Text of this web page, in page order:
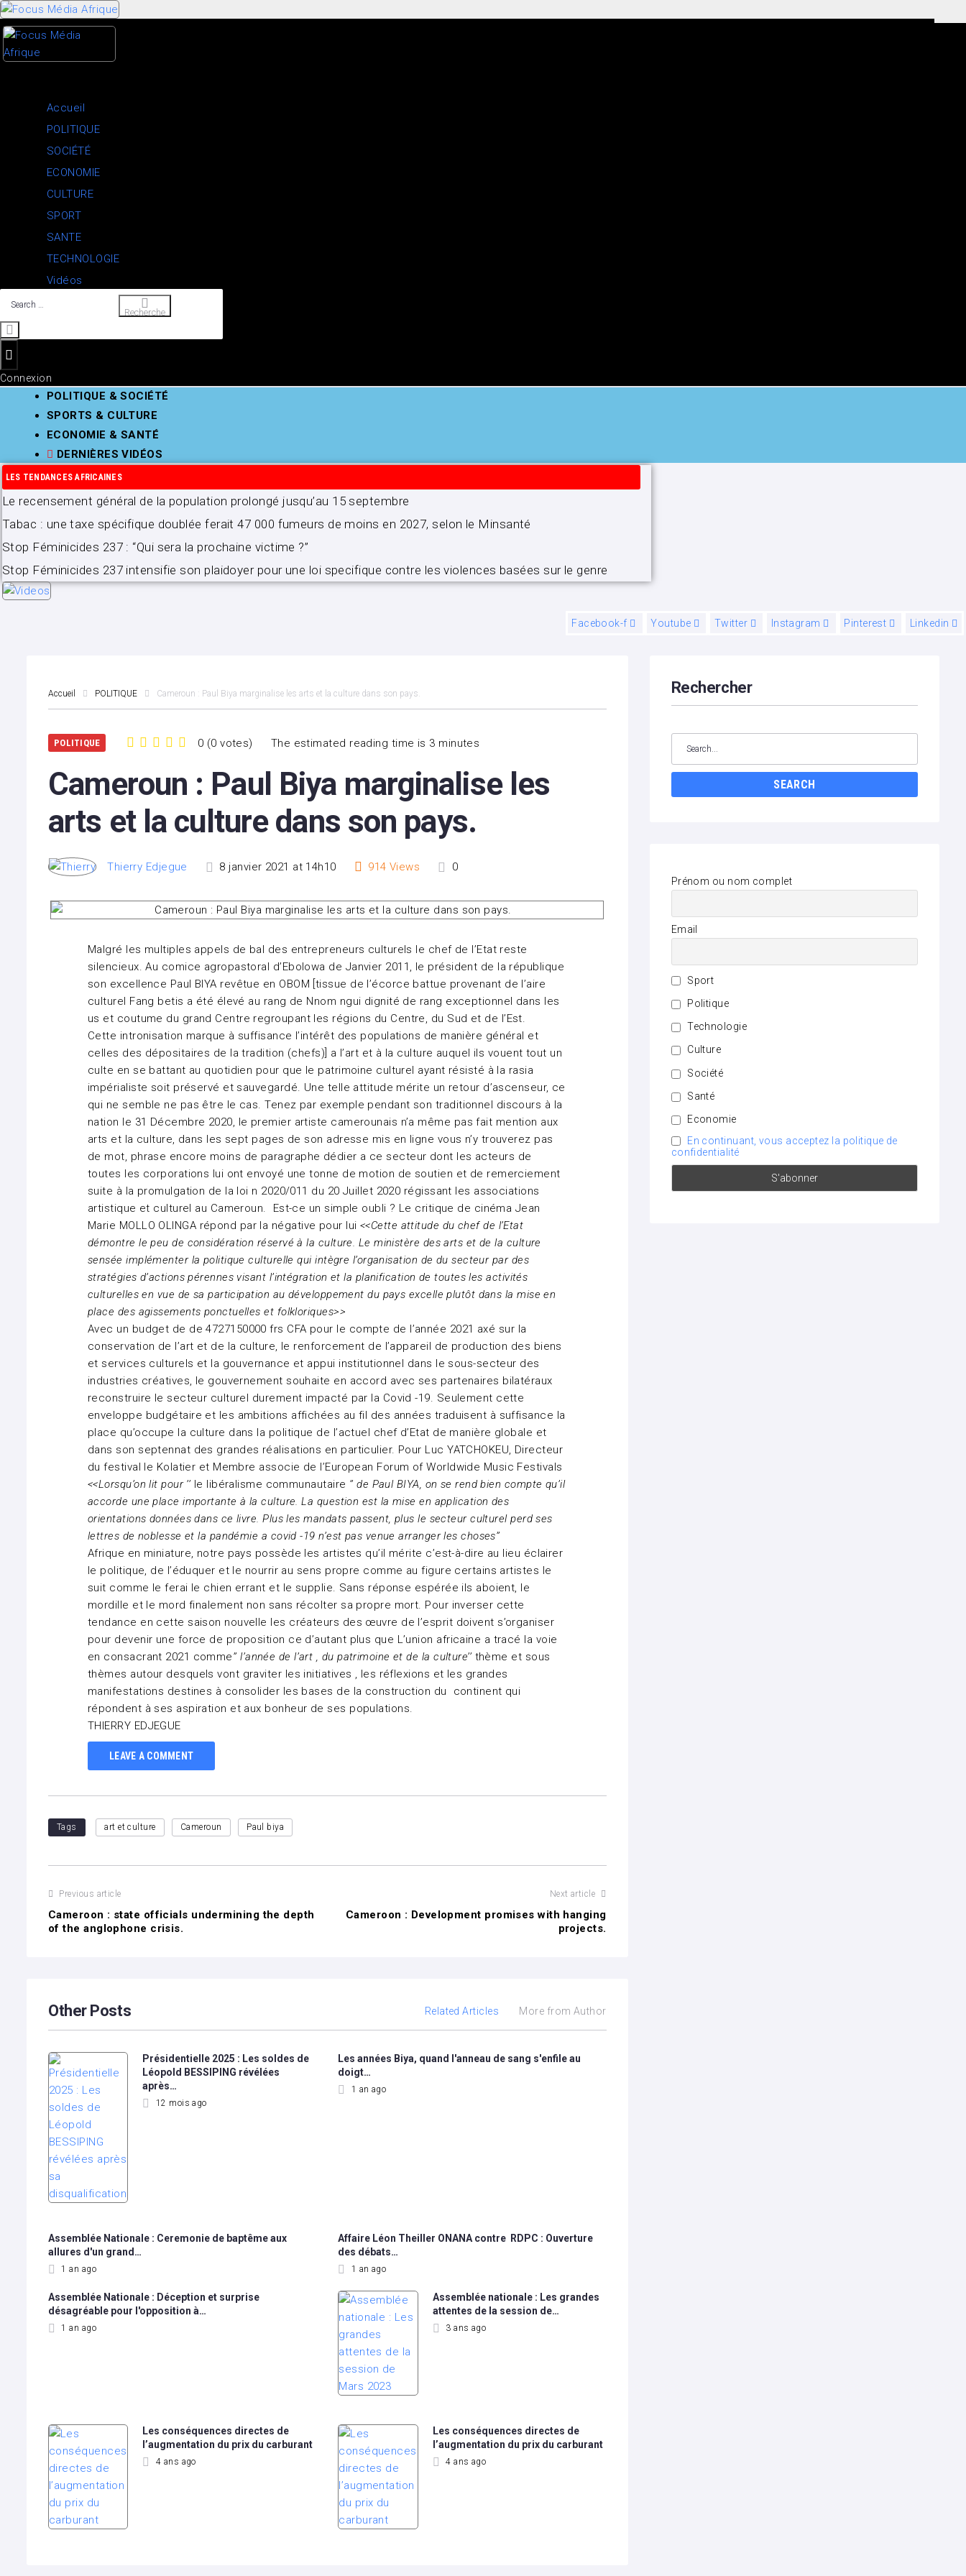
Skip
to
content
Accueil
POLITIQUE
SOCIÉTÉ
ECONOMIE
CULTURE
SPORT
SANTE
TECHNOLOGIE
Vidéos
Recherche
Connexion
POLITIQUE & SOCIÉTÉ
SPORTS & CULTURE
ECONOMIE & SANTÉ
DERNIÈRES VIDÉOS
LES TENDANCES AFRICAINES
Le recensement général de la population prolongé jusqu’au 15 septembre
Tabac : une taxe spécifique doublée ferait 47 000 fumeurs de moins en 2027, selon le Minsanté
Stop Féminicides 237 : “Qui sera la prochaine victime ?”
Stop Féminicides 237 intensifie son plaidoyer pour une loi specifique contre les violences basées sur le genre
Facebook-f Youtube Twitter Instagram Pinterest Linkedin
Accueil POLITIQUE Cameroun : Paul Biya marginalise les arts et la culture dans son pays.
POLITIQUE 0 (0 votes) The estimated reading time is 3 minutes
Cameroun : Paul Biya marginalise les
arts et la culture dans son pays.
Thierry Edjegue 8 janvier 2021 at 14h10 914 Views 0
Malgré les multiples appels de bal des entrepreneurs culturels le chef de l’Etat reste
silencieux. Au comice agropastoral d’Ebolowa de Janvier 2011, le président de la république
son excellence Paul BIYA revêtue en OBOM [tissue de l’écorce battue provenant de l’aire
culturel Fang betis a été élevé au rang de Nnom ngui dignité de rang exceptionnel dans les
us et coutume du grand Centre regroupant les régions du Centre, du Sud et de l’Est.
Cette intronisation marque à suffisance l’intérêt des populations de manière général et
celles des dépositaires de la tradition (chefs)] a l’art et à la culture auquel ils vouent tout un
culte en se battant au quotidien pour que le patrimoine culturel ayant résisté à la rasia
impérialiste soit préservé et sauvegardé. Une telle attitude mérite un retour d’ascenseur, ce
qui ne semble ne pas être le cas. Tenez par exemple pendant son traditionnel discours à la
nation le 31 Décembre 2020, le premier artiste camerounais n’a même pas fait mention aux
arts et la culture, dans les sept pages de son adresse mis en ligne vous n’y trouverez pas
de mot, phrase encore moins de paragraphe dédier a ce secteur dont les acteurs de
toutes les corporations lui ont envoyé une tonne de motion de soutien et de remerciement
suite à la promulgation de la loi n 2020/011 du 20 Juillet 2020 régissant les associations
artistique et culturel au Cameroun. Est-ce un simple oubli ? Le critique de cinéma Jean
Marie MOLLO OLINGA répond par la négative pour lui <<Cette attitude du chef de l’Etat
démontre le peu de considération réservé à la culture. Le ministère des arts et de la culture
sensée implémenter la politique culturelle qui intègre l’organisation de du secteur par des
stratégies d’actions pérennes visant l’intégration et la planification de toutes les activités
culturelles en vue de sa participation au développement du pays excelle plutôt dans la mise en
place des agissements ponctuelles et folkloriques>>
Avec un budget de de 4727150000 frs CFA pour le compte de l’année 2021 axé sur la
conservation de l’art et de la culture, le renforcement de l’appareil de production des biens
et services culturels et la gouvernance et appui institutionnel dans le sous-secteur des
industries créatives, le gouvernement souhaite en accord avec ses partenaires bilatéraux
reconstruire le secteur culturel durement impacté par la Covid -19. Seulement cette
enveloppe budgétaire et les ambitions affichées au fil des années traduisent à suffisance la
place qu’occupe la culture dans la politique de l’actuel chef d’Etat de manière globale et
dans son septennat des grandes réalisations en particulier. Pour Luc YATCHOKEU, Directeur
du festival le Kolatier et Membre associe de l’European Forum of Worldwide Music Festivals
<<Lorsqu’on lit pour ’’ le libéralisme communautaire ‘’ de Paul BIYA, on se rend bien compte qu’il
accorde une place importante à la culture. La question est la mise en application des
orientations données dans ce livre. Plus les mandats passent, plus le secteur culturel perd ses
lettres de noblesse et la pandémie a covid -19 n’est pas venue arranger les choses’’
Afrique en miniature, notre pays possède les artistes qu’il mérite c’est-à-dire au lieu éclairer
le politique, de l’éduquer et le nourrir au sens propre comme au figure certains artistes le
suit comme le ferai le chien errant et le supplie. Sans réponse espérée ils aboient, le
mordille et le mord finalement non sans récolter sa propre mort. Pour inverser cette
tendance en cette saison nouvelle les créateurs des œuvre de l’esprit doivent s’organiser
pour devenir une force de proposition ce d’autant plus que L’union africaine a tracé la voie
en consacrant 2021 comme’’ l’année de l’art , du patrimoine et de la culture’’ thème et sous
thèmes autour desquels vont graviter les initiatives , les réflexions et les grandes
manifestations destines à consolider les bases de la construction du continent qui
répondent à ses aspiration et aux bonheur de ses populations.
THIERRY EDJEGUE
LEAVE A COMMENT
Tags art et culture Cameroun Paul biya
Navigation
de
Previous article
Cameroon : state officials undermining the depth
of the anglophone crisis.
Next article
Cameroon : Development promises with hanging
projects.
Other Posts Related Articles More from Author
Présidentielle 2025 : Les soldes de
Léopold BESSIPING révélées
après…
12 mois ago
Les années Biya, quand l'anneau de sang s'enfile au
doigt…
1 an ago
Assemblée Nationale : Ceremonie de baptême aux
allures d'un grand…
1 an ago
Affaire Léon Theiller ONANA contre RDPC : Ouverture
des débats…
1 an ago
Assemblée Nationale : Déception et surprise
désagréable pour l'opposition à…
1 an ago
Assemblée nationale : Les grandes
attentes de la session de…
3 ans ago
Les conséquences directes de
l’augmentation du prix du carburant
4 ans ago
Les conséquences directes de
l’augmentation du prix du carburant
4 ans ago
Rechercher
SEARCH
Prénom ou nom complet
Email
Sport
Politique
Technologie
Culture
Société
Santé
Economie
En continuant, vous acceptez la politique de
confidentialité